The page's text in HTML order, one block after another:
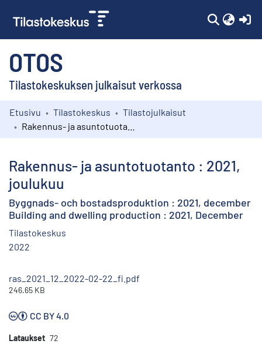
OTOS
Tilastokeskuksen julkaisut verkossa
Kokoelmat
Etusivu Tilastokeskus
Tilastojulkaisut
Rakennus- ja asuntotuotanto : 2021,
joulukuu
Byggnads- och bostadsproduktion : 2021, december
Building and dwelling production : 2021, December
Tilastokeskus
2022
ras_2021_12_2022-02-22_fi.pdf
246.65 KB
CC BY 4.0
Lataukset 72